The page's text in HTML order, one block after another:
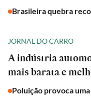
Brasileira quebra
JORNAL DO CARRO
A indústria
mais barata e
Poluição provoca